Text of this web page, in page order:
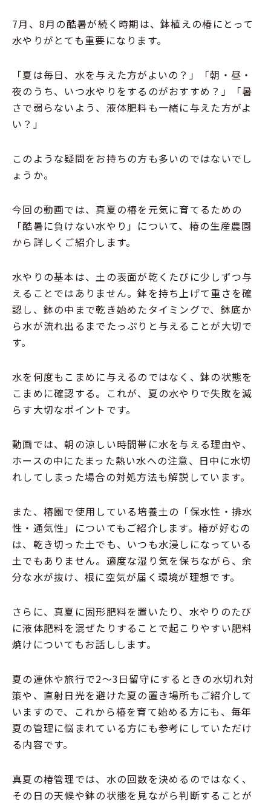
7月、8月の酷暑が続く時期は、鉢植えの椿にとって
水やりがとても重要になります。
「夏は毎日、水を与えた方がよいの？」「朝・昼・
夜のうち、いつ水やりをするのがおすすめ？」「暑
さで弱らないよう、液体肥料も一緒に与えた方がよ
い？」
このような疑問をお持ちの方も多いのではないでし
ょうか。
今回の動画では、真夏の椿を元気に育てるための
「酷暑に負けない水やり」について、椿の生産農園
から詳しくご紹介します。
水やりの基本は、土の表面が乾くたびに少しずつ与
えることではありません。鉢を持ち上げて重さを確
認し、鉢の中まで乾き始めたタイミングで、鉢底か
ら水が流れ出るまでたっぷりと与えることが大切で
す。
水を何度もこまめに与えるのではなく、鉢の状態を
こまめに確認する。これが、夏の水やりで失敗を減
らす大切なポイントです。
動画では、朝の涼しい時間帯に水を与える理由や、
ホースの中にたまった熱い水への注意、日中に水切
れしてしまった場合の対処方法も解説しています。
また、椿園で使用している培養土の「保水性・排水
性・通気性」についてもご紹介します。椿が好むの
は、乾き切った土でも、いつも水浸しになっている
土でもありません。適度な湿り気を保ちながら、余
分な水が抜け、根に空気が届く環境が理想です。
さらに、真夏に固形肥料を置いたり、水やりのたび
に液体肥料を混ぜたりすることで起こりやすい肥料
焼けについてもお話しします。
夏の連休や旅行で2～3日留守にするときの水切れ対
策や、直射日光を避けた夏の置き場所もご紹介して
いますので、これから椿を育て始める方にも、毎年
夏の管理に悩まれている方にも参考にしていただけ
る内容です。
真夏の椿管理では、水の回数を決めるのではなく、
その日の天候や鉢の状態を見ながら判断することが